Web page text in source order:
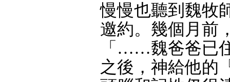
慢慢也聽到魏牧
邀約。幾個月前
「……魏爸爸已
之後，神給他的